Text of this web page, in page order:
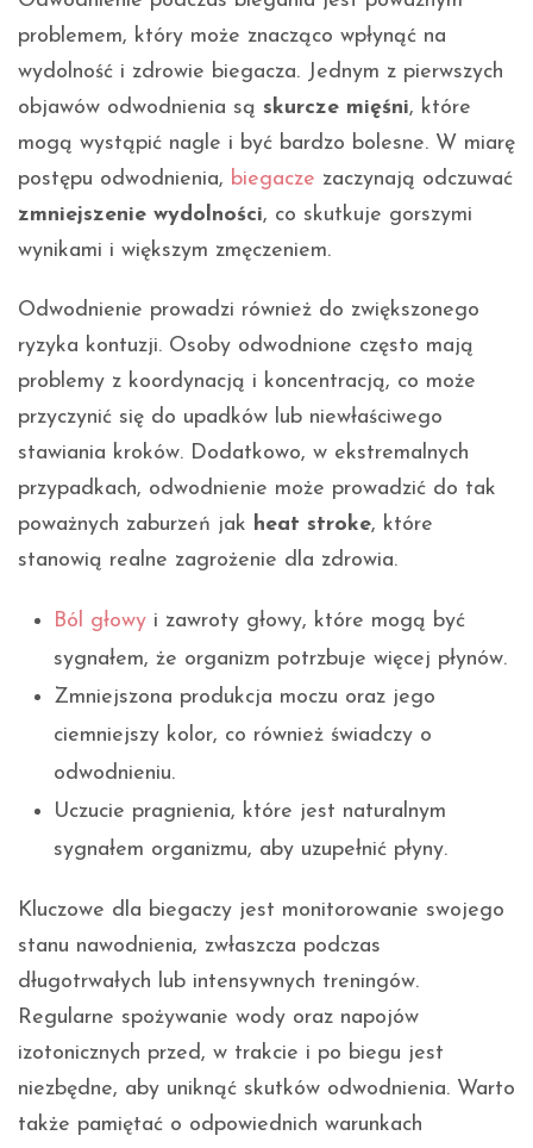
problemem, który może znacząco wpłynąć na
wydolność i zdrowie biegacza. Jednym z pierwszych
objawów odwodnienia są skurcze mięśni, które
mogą wystąpić nagle i być bardzo bolesne. W miarę
postępu odwodnienia, biegacze zaczynają odczuwać
zmniejszenie wydolności, co skutkuje gorszymi
wynikami i większym zmęczeniem.
Odwodnienie prowadzi również do zwiększonego
ryzyka kontuzji. Osoby odwodnione często mają
problemy z koordynacją i koncentracją, co może
przyczynić się do upadków lub niewłaściwego
stawiania kroków. Dodatkowo, w ekstremalnych
przypadkach, odwodnienie może prowadzić do tak
poważnych zaburzeń jak heat stroke, które
stanowią realne zagrożenie dla zdrowia.
Ból głowy i zawroty głowy, które mogą być
sygnałem, że organizm potrzbuje więcej płynów.
Zmniejszona produkcja moczu oraz jego
ciemniejszy kolor, co również świadczy o
odwodnieniu.
Uczucie pragnienia, które jest naturalnym
sygnałem organizmu, aby uzupełnić płyny.
Kluczowe dla biegaczy jest monitorowanie swojego
stanu nawodnienia, zwłaszcza podczas
długotrwałych lub intensywnych treningów.
Regularne spożywanie wody oraz napojów
izotonicznych przed, w trakcie i po biegu jest
niezbędne, aby uniknąć skutków odwodnienia. Warto
także pamiętać o odpowiednich warunkach